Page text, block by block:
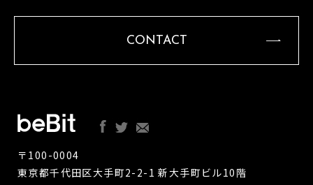
CONTACT
〒100-0004
東京都千代田区大手町2-2-1 新大手町ビル10階